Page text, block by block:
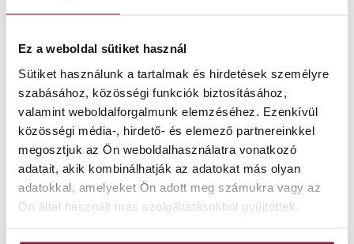
Ez a weboldal sütiket használ
Sütiket használunk a tartalmak és hirdetések személyre
szabásához, közösségi funkciók biztosításához,
valamint weboldalforgalmunk elemzéséhez. Ezenkívül
közösségi média-, hirdető- és elemező partnereinkkel
megosztjuk az Ön weboldalhasználatra vonatkozó
adatait, akik kombinálhatják az adatokat más olyan
adatokkal, amelyeket Ön adott meg számukra vagy az
Ön által használt más szolgáltatásokból gyűjtöttek.
Dentálhigiénikus
Állkapocsízületi specialista
Egyetlen célért:
az Ön tökéletes mosolyáért.
És ez az igazi különbség a „jó”
és a tökéletes között.
ISMERJE MEG CSAPATUNKAT